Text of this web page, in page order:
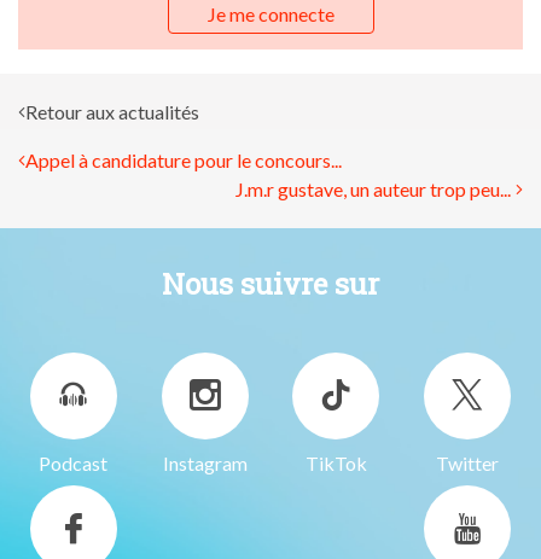
Je me connecte
Retour aux actualités
Appel à candidature pour le concours...
J.m.r gustave, un auteur trop peu...
Nous suivre sur
Podcast Instagram TikTok Twitter